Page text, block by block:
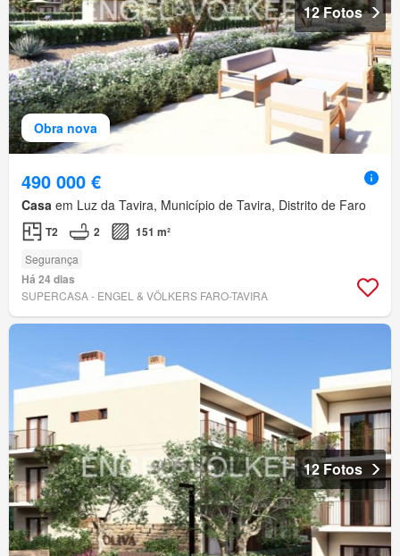
Obra nova
12 Fotos
490 000 €
Casa em Luz da Tavira, Município de Tavira, Distrito de Faro
T2 2 151 m²
Segurança
Há 24 dias
SUPERCASA - ENGEL & VÖLKERS FARO-TAVIRA
12 Fotos